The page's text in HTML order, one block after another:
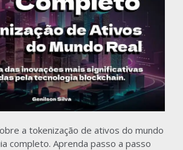
a tokenização de ativos do mundo
completo. Aprenda passo a passo